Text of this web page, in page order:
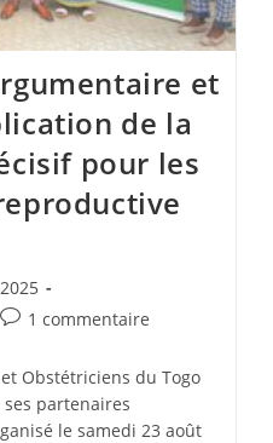
et
de la
pour les
1 commentaire
Obstétriciens du Togo
ses partenaires
le samedi 23 août